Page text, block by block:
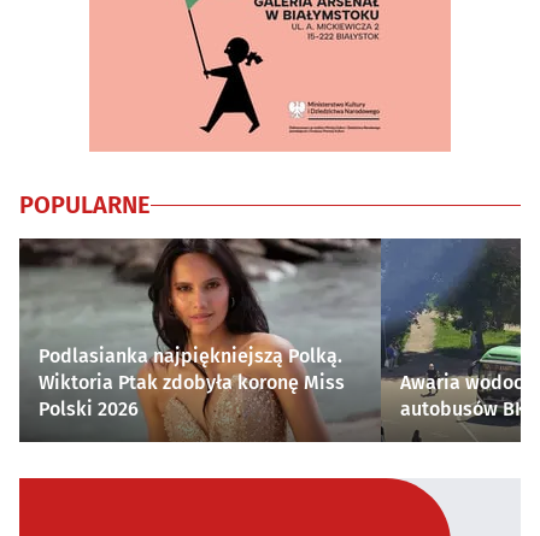
POPULARNE
Podlasianka najpiękniejszą Polką.
Wiktoria Ptak zdobyła koronę Miss
Polski 2026
Awaria
autobusów